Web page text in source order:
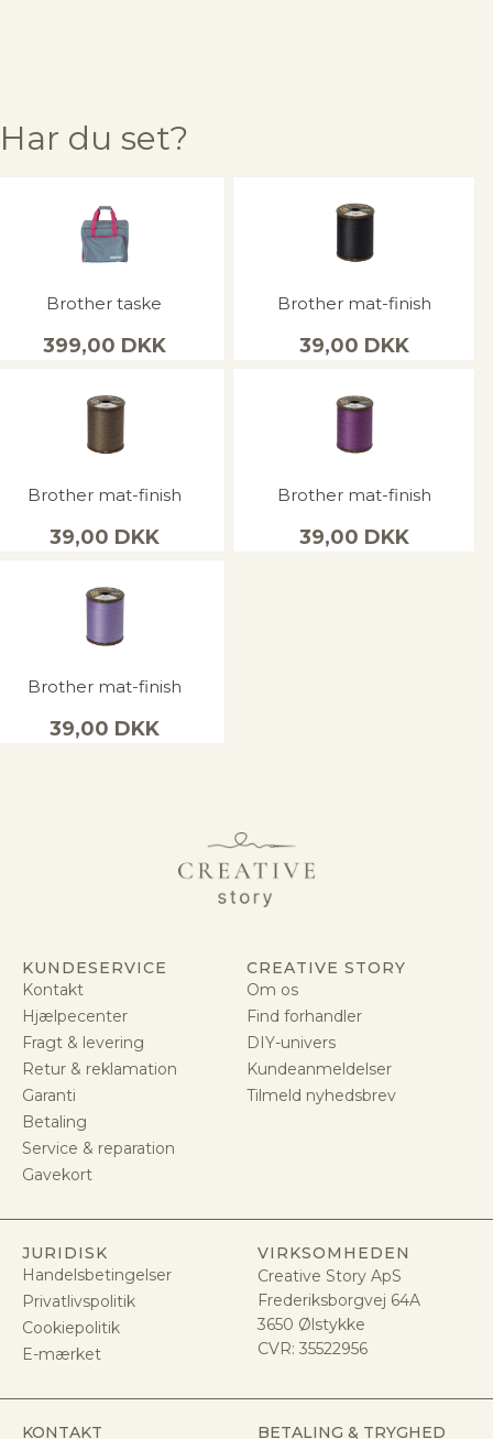
Har du set?
Brother taske
399,00 DKK
Brother mat-finish
39,00 DKK
Brother mat-finish
39,00 DKK
Brother mat-finish
39,00 DKK
Brother mat-finish
39,00 DKK
KUNDESERVICE
Kontakt
Hjælpecenter
Fragt & levering
Retur & reklamation
Garanti
Betaling
Service & reparation
Gavekort
CREATIVE STORY
Om os
Find forhandler
DIY-univers
Kundeanmeldelser
Tilmeld nyhedsbrev
JURIDISK
Handelsbetingelser
Privatlivspolitik
Cookiepolitik
E-mærket
VIRKSOMHEDEN
Creative Story ApS
Frederiksborgvej 64A
3650 Ølstykke
CVR: 35522956
KONTAKT BETALING & TRYGHED